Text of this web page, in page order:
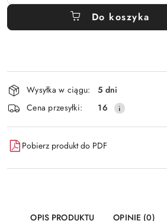
Do koszyka
Wyślij
Dostępność
i
dostawa
Wysyłka w ciągu:
5 dni
Cena przesyłki:
16
Pobierz produkt do PDF
OPIS PRODUKTU OPINIE (0)